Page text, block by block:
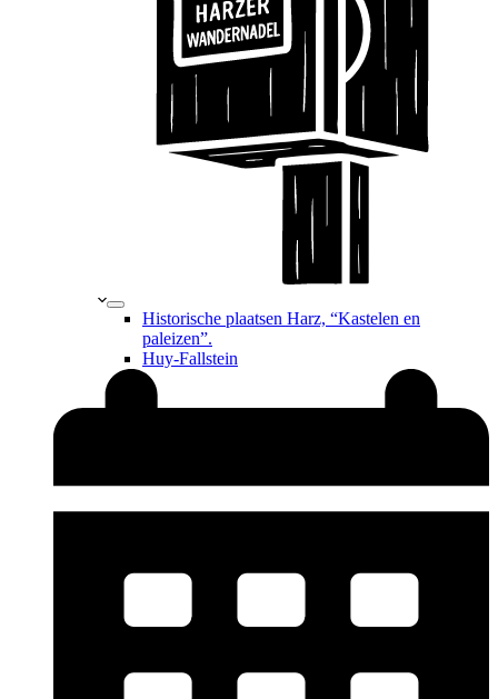
Historische plaatsen Harz, “Kastelen en
paleizen”.
Huy-Fallstein